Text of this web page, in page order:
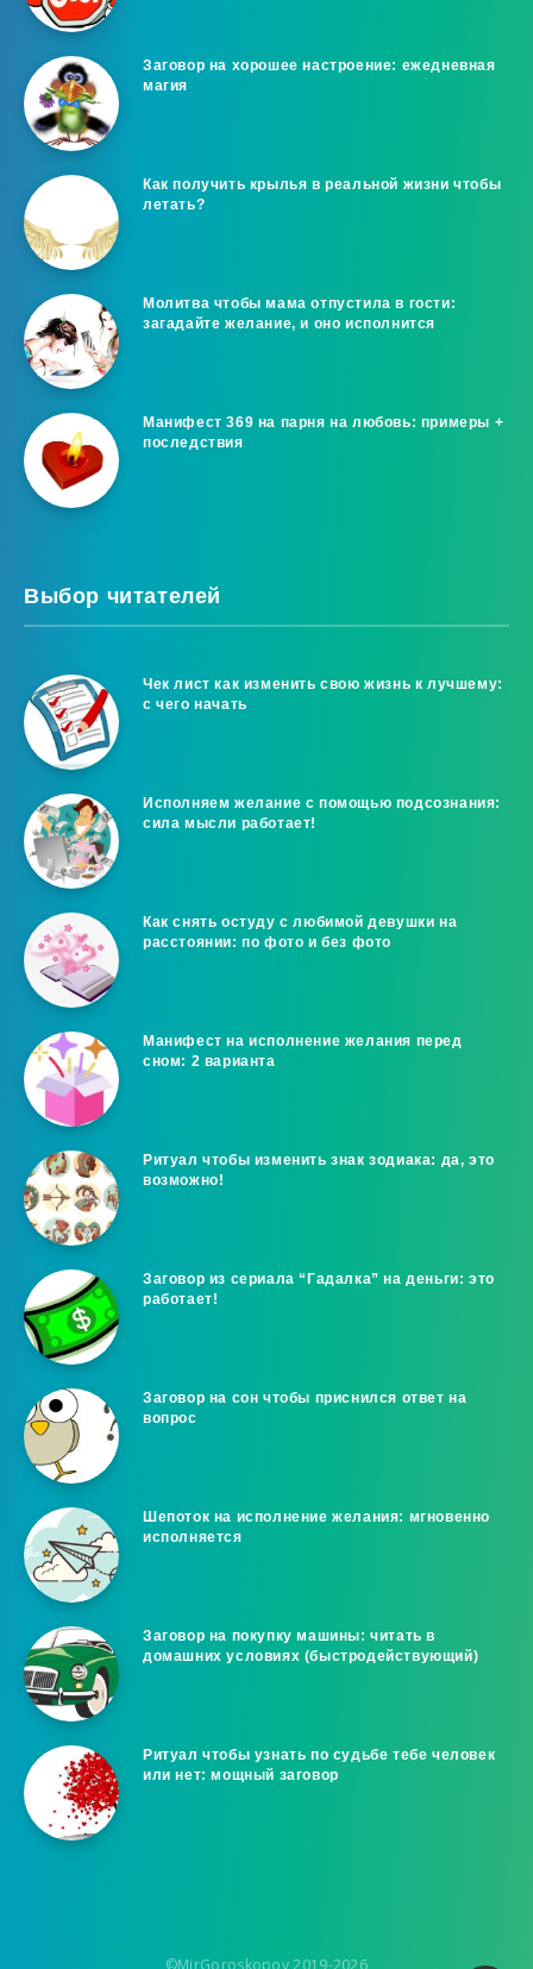
Заговор на хорошее настроение: ежедневная
магия
Как получить крылья в реальной жизни чтобы
летать?
Молитва чтобы мама отпустила в гости:
загадайте желание, и оно исполнится
Манифест 369 на парня на любовь: примеры +
последствия
Выбор читателей
Чек лист как изменить свою жизнь к лучшему:
с чего начать
Исполняем желание с помощью подсознания:
сила мысли работает!
Как снять остуду с любимой девушки на
расстоянии: по фото и без фото
Манифест на исполнение желания перед
сном: 2 варианта
Ритуал чтобы изменить знак зодиака: да, это
возможно!
Заговор из сериала “Гадалка” на деньги: это
работает!
Заговор на сон чтобы приснился ответ на
вопрос
Шепоток на исполнение желания: мгновенно
исполняется
Заговор на покупку машины: читать в
домашних условиях (быстродействующий)
Ритуал чтобы узнать по судьбе тебе человек
или нет: мощный заговор